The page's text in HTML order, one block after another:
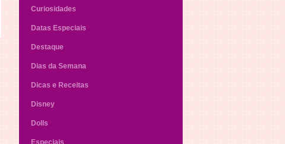
Curiosidades
Datas Especiais
Destaque
Dias da Semana
Dicas e Receitas
Disney
Dolls
Especiais